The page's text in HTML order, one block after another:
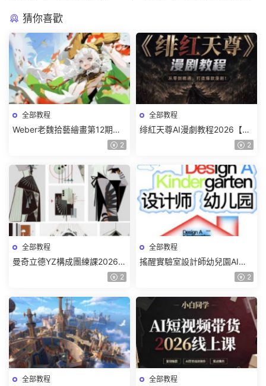
猜你喜歡
全部教程
Weber老魏拾藝繪畫第12期角
色特訓班【畫質不錯隻有視
2
全部教程
绯紅天尊AI漫劇教程2026【畫
2
全部教程
曼奇立德YZ構成團練課2026年
8月已結課【畫質高清有課件】
2
全部教程
搖醒實驗室設計師幼兒園AI軟
件基礎課2025【畫質不錯有素
2
全部教程 全部教程